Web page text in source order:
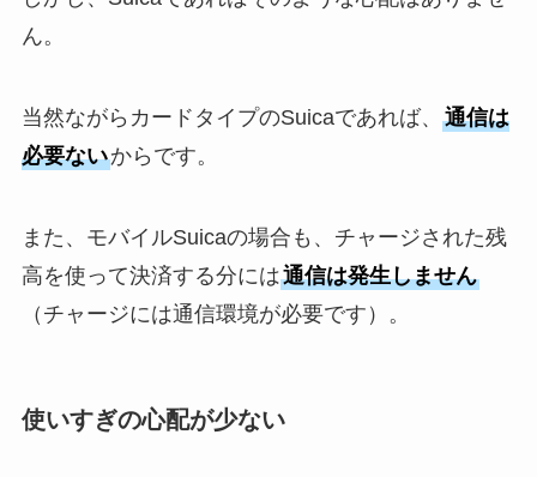
ん。
当然ながらカードタイプのSuicaであれば、 通信は
必要ないからです。
また、モバイルSuicaの場合も、チャージされた残
高を使って決済する分には通信は発生しません
（チャージには通信環境が必要です）。
使いすぎの心配が少ない